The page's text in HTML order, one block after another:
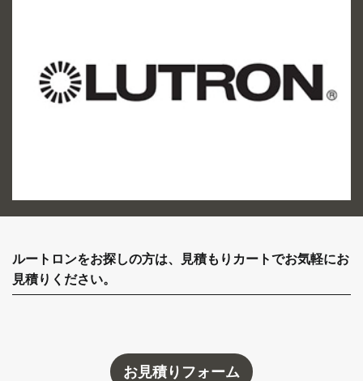
ルートロンをお探しの方は、見積もりカートでお気軽にお
見積りください。
お見積りフォーム